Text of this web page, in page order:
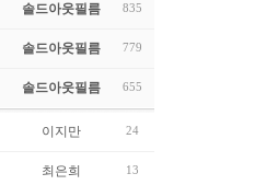
솔드아웃필름 835
솔드아웃필름 779
솔드아웃필름 655
이지만 24
최은희 13